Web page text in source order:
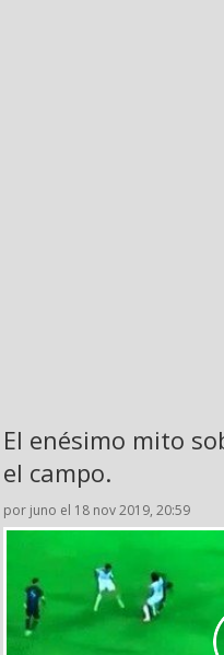
El enésimo mito
el campo.
por juno el 18 nov 2019, 20:59